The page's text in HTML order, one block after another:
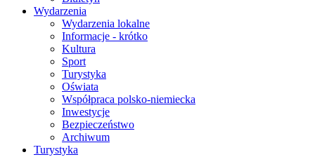
Wydarzenia
Wydarzenia lokalne
Informacje - krótko
Kultura
Sport
Turystyka
Oświata
Współpraca polsko-niemiecka
Inwestycje
Bezpieczeństwo
Archiwum
Turystyka